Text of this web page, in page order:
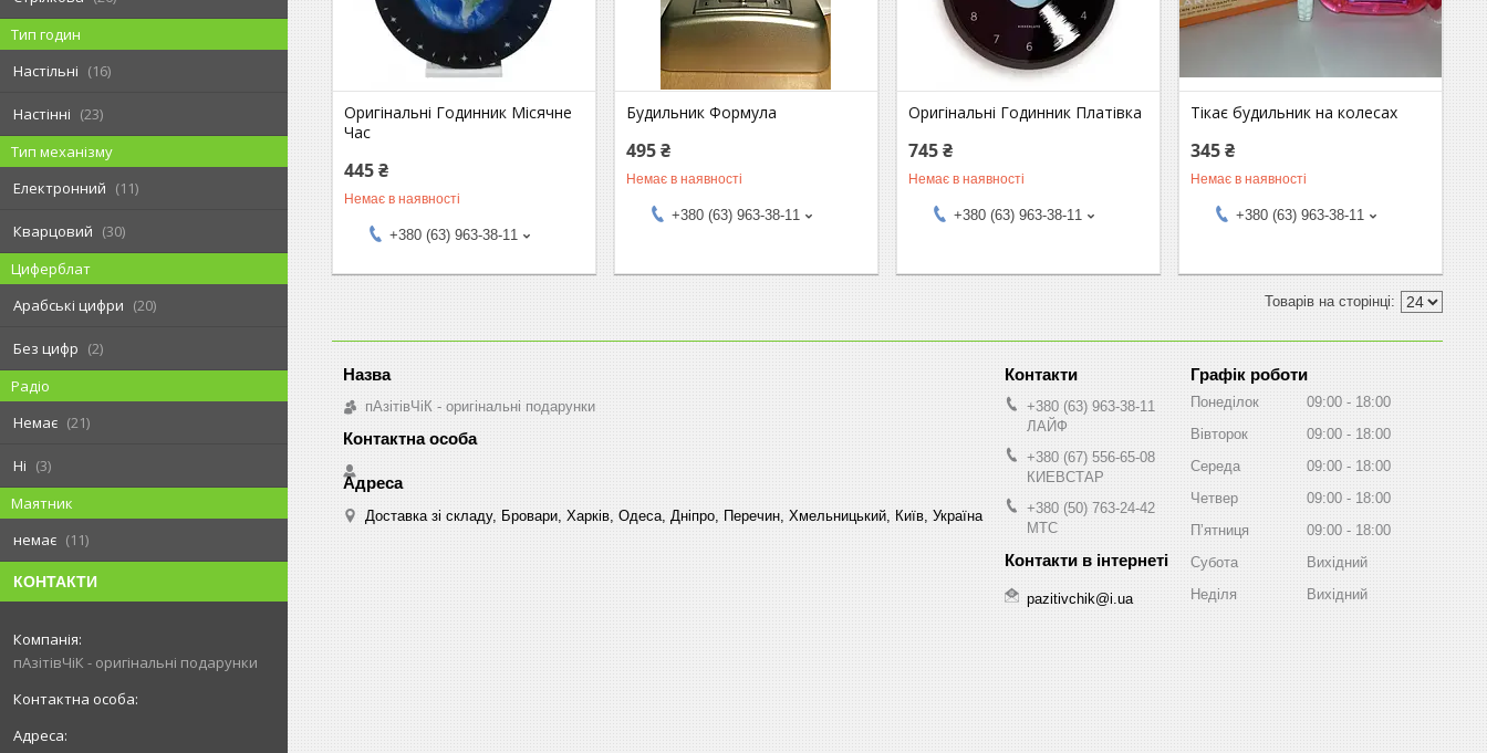
Тип годин
Настільні
16
Настінні
23
Тип механізму
Електронний
11
Кварцовий
30
Циферблат
Арабські цифри
20
Без цифр
2
Радіо
Немає
21
Ні
3
Маятник
немає
11
КОНТАКТИ
пАзітівЧіК - оригінальні подарунки
Оригінальні Годинник Місячне
Час
445 ₴
Немає в наявності
+380 (63) 963-38-11
Будильник Формула
495 ₴
Немає в наявності
+380 (63) 963-38-11
Оригінальні Годинник Платівка
745 ₴
Немає в наявності
+380 (63) 963-38-11
Тікає будильник на колесах
345 ₴
Немає в наявності
+380 (63) 963-38-11
пАзітівЧіК - оригінальні подарунки
Доставка зі складу, Бровари, Харків, Одеса, Дніпро, Перечин, Хмельницький, Київ, Україна
+380 (63) 963-38-11
ЛАЙФ
+380 (67) 556-65-08
КИЕВСТАР
+380 (50) 763-24-42
МТС
pazitivchik@i.ua
Графік роботи
Понеділок 09:00
18:00
Вівторок
09:00
18:00
Середа
09:00
18:00
Четвер
09:00
18:00
Пʼятниця
09:00
18:00
Субота
Вихідний
Неділя
Вихідний